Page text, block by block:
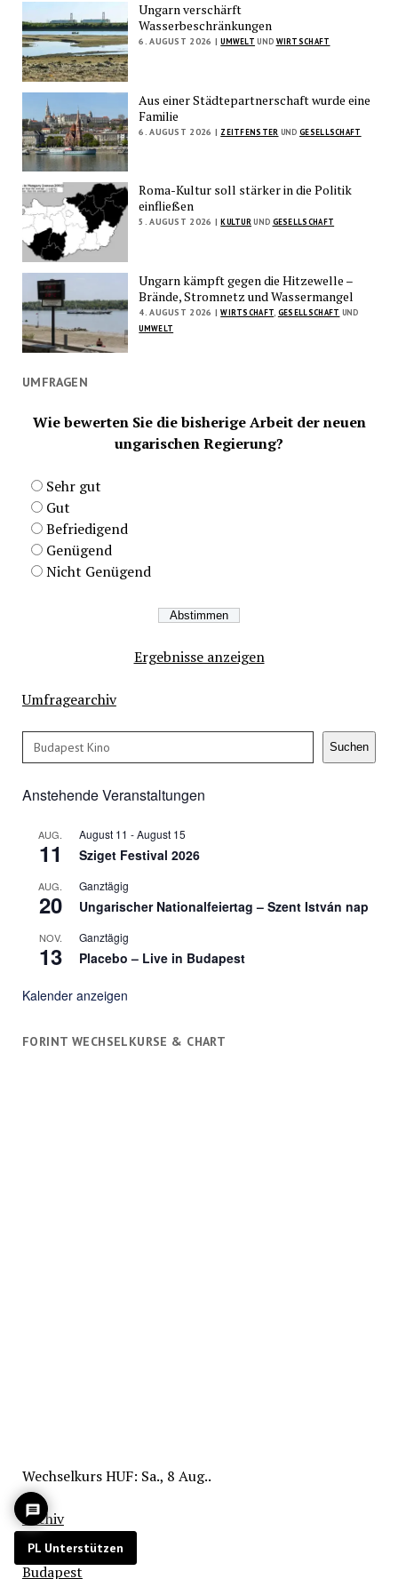
Ungarn verschärft
Wasserbeschränkungen
6. AUGUST 2026 | UMWELT UND WIRTSCHAFT
Aus einer Städtepartnerschaft wurde eine
Familie
6. AUGUST 2026 | ZEITFENSTER UNDGESELLSCHAFT
Roma-Kultur soll stärker in die Politik
einfließen
5. AUGUST 2026 | KULTURUND GESELLSCHAFT
Ungarn kämpft gegen die Hitzewelle –
Brände, Stromnetz und Wassermangel
4. AUGUST 2026 | WIRTSCHAFT GESELLSCHAFT UND
UMWELT
UMFRAGEN
Wie bewerten Sie die bisherige Arbeit der neuen
ungarischen Regierung?
Sehr gut
Gut
Befriedigend
Genügend
Nicht Genügend
Ergebnisse anzeigen
Umfragearchiv
Suchen Suchen
Anstehende Veranstaltungen
AUG.
11
August 11 -August 15
Sziget Festival 2026
AUG.
20
Ganztägig
Ungarischer Nationalfeiertag – Szent István nap
NOV.
13
Ganztägig
Placebo – Live in Budapest
Kalender anzeigen
FORINT WECHSELKURSE & CHART
WechselkursHUF: Sa., 8 Aug..
Archiv
Bildung
Budapest
PL Unterstützen